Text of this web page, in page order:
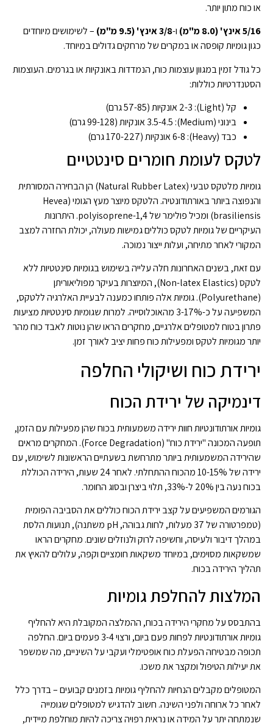
או כוח מתון יותר.
5/16 אינץ' (8.0 מ"מ)
ו-3/8 אינץ' (9.5 מ"מ)
– לשימושים מיוחדים
כגון גומיות קופסה או במקרים של מרחקים גדולים במיוחד.
כל גודל זמין במגוון עוצמות כוח, הנמדדות באונקיות או בגרמים. העוצמות
הסטנדרטיות כוללות:
קל (Light): 2-3 אונקיות (57-85 גרם)
בינוני (Medium): 3.5-4.5 אונקיות (99-128 גרם)
כבד (Heavy): 6-8 אונקיות (170-227 גרם)
לטקס לעומת חומרים סינטטיים
גומיות מלטקס טבעי (Natural Rubber Latex) הן הבחירה המסורתית
והנפוצה ביותר באורתודונטיה. הלטקס מיוצר מעץ הגומי (Hevea
brasiliensis) ומכיל פולימר של 1,4-polyisoprene. היתרונות
העיקריים של גומיות לטקס כוללים גמישות מעולה, יכולת החזרה למצב
המקורי לאחר מתיחה, ועלות ייצור נמוכה.
עם זאת, בשנים האחרונות חלה עלייה בשימוש בגומיות סינטטיות ללא
לטקס (Non-latex Elastics), המיוצרות בעיקר מפוליאוריתן
(Polyurethane). גומיות אלה פותחו כמענה לבעיית האלרגיה ללטקס,
המשפיעה על כ-3-17% מהאוכלוסייה. למרות שגומיות סינטטיות מציעות
פתרון בטוח למטופלים אלרגיים, מחקרים הראו שהן נוטות לאבד כוח מהר
יותר מגומיות לטקס ומפעילות כוח פחות יציב לאורך זמן.
ירידת כוח ושיקולי החלפה
דינמיקה של ירידת הכוח
גומיות אורתודונטיות חוות ירידה משמעותית בכוח שהן מפעילות עם הזמן,
תופעה המכונה "ירידת כוח" (Force Degradation). המחקרים מראים
שהירידה המשמעותית ביותר מתרחשת בשעתיים הראשונות לשימוש, עם
ירידה של 10-15% מהכוח ההתחלתי. לאחר 24 שעות, הירידה הכוללת
בכוח נעה בין 20% ל-33%, תלוי ביצרן ובסוג החומר.
הגורמים המשפיעים על קצב ירידת הכוח כוללים את הסביבה הפומית
(טמפרטורה של 37 מעלות, לחות גבוהה, pH משתנה), תנועות הלסת
במהלך דיבור ולעיסה, וחשיפה לרוק ולנוזלים שונים. מחקרים הראו
שמשקאות מסוימים, במיוחד משקאות חומציים וקפה, עלולים להאיץ את
תהליך הירידה בכוח.
המלצות להחלפת גומיות
בהתבסס על מחקרי הירידה בכוח, ההמלצה המקובלת היא להחליף
גומיות אורתודונטיות לפחות פעם ביום, ורצוי 3-4 פעמים ביום. החלפה
תכופה מבטיחה הפעלת כוח אופטימלי ועקבי על השיניים, מה שמשפר
את יעילות הטיפול ומקצר את משכו.
המטופלים מקבלים הנחיות להחליף גומיות בזמנים קבועים – בדרך כלל
לאחר כל ארוחה ולפני השינה. חשוב להדגיש למטופלים שגומייה
שנמתחה יתר על המידה או נראית רפויה צריכה להיות מוחלפת מיידית,